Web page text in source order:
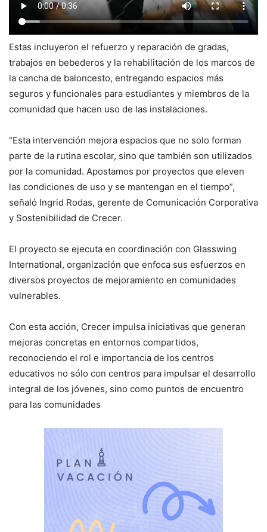
Estas incluyeron el refuerzo y reparación de gradas,
trabajos en bebederos y la rehabilitación de los marcos de
la cancha de baloncesto, entregando espacios más
seguros y funcionales para estudiantes y miembros de la
comunidad que hacen uso de las instalaciones.
“Esta intervención mejora espacios que no solo forman
parte de la rutina escolar, sino que también son utilizados
por la comunidad. Apostamos por proyectos que eleven
las condiciones de uso y se mantengan en el tiempo”,
señaló Ingrid Rodas, gerente de Comunicación Corporativa
y Sostenibilidad de Crecer.
El proyecto se ejecuta en coordinación con Glasswing
International, organización que enfoca sus esfuerzos en
diversos proyectos de mejoramiento en comunidades
vulnerables.
Con esta acción, Crecer impulsa iniciativas que generan
mejoras concretas en entornos compartidos,
reconociendo el rol e importancia de los centros
educativos no sólo con centros para impulsar el desarrollo
integral de los jóvenes, sino como puntos de encuentro
para las comunidades